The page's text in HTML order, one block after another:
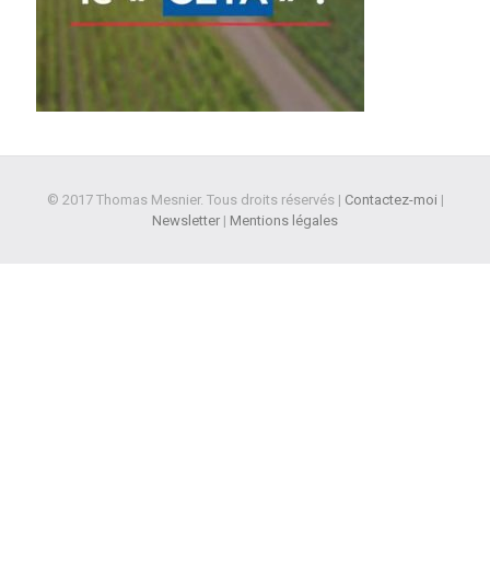
© 2017 Thomas Mesnier. Tous droits réservés | Contactez-moi |
Newsletter | Mentions légales